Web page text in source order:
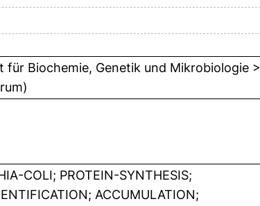
Biochemie, Genetik und Mikrobiologie >
COLI; PROTEIN-SYNTHESIS;
ACCUMULATION;